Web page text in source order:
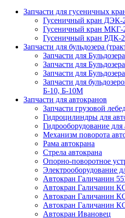
Запчасти для гусеничных
Гусеничный кран ДЭК-
Гусеничный кран МКГ-
Гусеничный кран РДК-
Запчасти для бульдозера
Запчасти для
Запчасти для
Запчасти для
Запчасти для
Б-10, Б-10М
Запчасти для автокранов
Запчасти грузовой
Гидроцилиндры для
Гидрооборудование для
Механизм поворота
Рама автокрана
Стрела автокрана
Опорно-поворотное
Электрооборудование
Автокран Галичанин
Автокран Галичанин
Автокран Галичанин
Автокран Галичанин
Автокран Ивановец